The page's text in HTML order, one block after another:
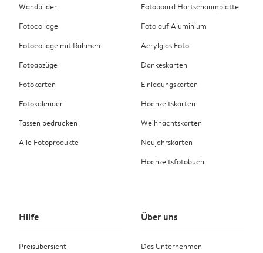
Wandbilder
Fotocollage
Fotocollage mit Rahmen
Fotoabzüge
Fotokarten
Fotokalender
Tassen bedrucken
Alle Fotoprodukte
Fotoboard Hartschaumplatte
Foto auf Aluminium
Acrylglas Foto
Dankeskarten
Einladungskarten
Hochzeitskarten
Weihnachtskarten
Neujahrskarten
Hochzeitsfotobuch
Hilfe
Preisübersicht
Über uns
Das Unternehmen